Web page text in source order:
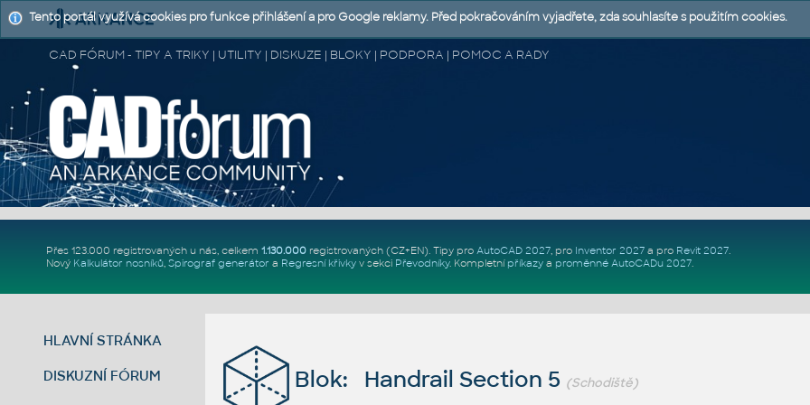
CAD FÓRUM - TIPY A TRIKY | UTILITY | DISKUZE | BLOKY | PODPORA | POMOC A RADY
Přes 123.000 registrovaných u nás, celkem 1.130.000registrovaných (CZ+EN). Tipy pro AutoCAD 2027, pro Inventor 2027a pro Revit 2027.
Nový Kalkulátor nosníků, Spirograf generátor a Regresní křivkyv sekci Převodníky. Kompletní příkazya proměnné AutoCADu 2027.
HLAVNÍ STRÁNKA
DISKUZNÍ FÓRUM Blok: Handrail Section 5 (Schodiště)
Tento portál využívá cookies pro funkce přihlášení a pro Google reklamy. Před pokračováním vyjadřete, zda souhlasíte s použitím cookies.